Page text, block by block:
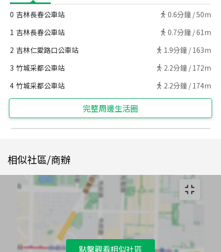
0 吉林長春公車站 0.6分鐘 /50m
1 吉林長春公車站 0.7分鐘 /61m
2 吉林仁愛路口公車站 1.9分鐘 / 163m
3 竹城采都公車站 2.2分鐘 / 172m
4 竹城采都公車站 2.2分鐘 / 174m
完整周邊生活圈
相似社區/商辦
點擊觀看相似社區